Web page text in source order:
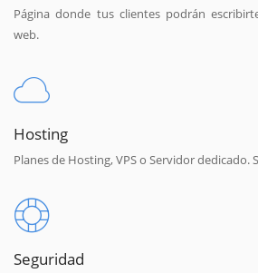
Página donde tus clientes podrán
web.
Hosting
Planes de Hosting, VPS o Servidor dedicado.
Seguridad